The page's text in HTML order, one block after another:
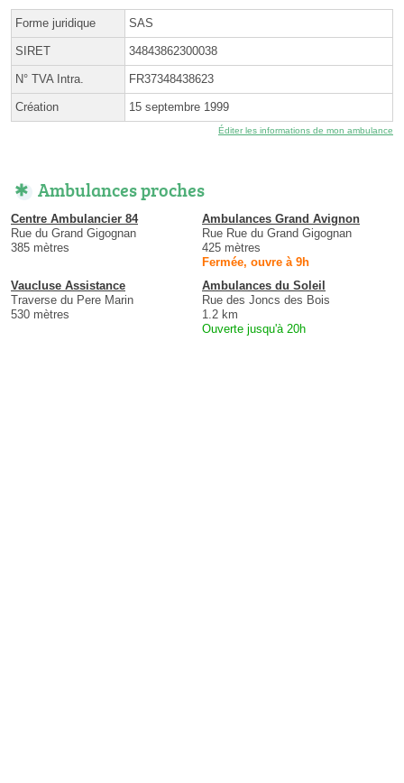
Forme juridique SAS
SIRET 34843862300038
N° TVA Intra. FR37348438623
Création 15 septembre 1999
Éditer les informations de mon ambulance
Ambulances proches
Centre Ambulancier 84
Rue du Grand Gigognan
385 mètres
Ambulances Grand Avignon
Rue Rue du Grand Gigognan
425 mètres
Fermée, ouvre à 9h
Vaucluse Assistance
Traverse du Pere Marin
530 mètres
Ambulances du Soleil
Rue des Joncs des Bois
1.2 km
Ouverte jusqu'à 20h